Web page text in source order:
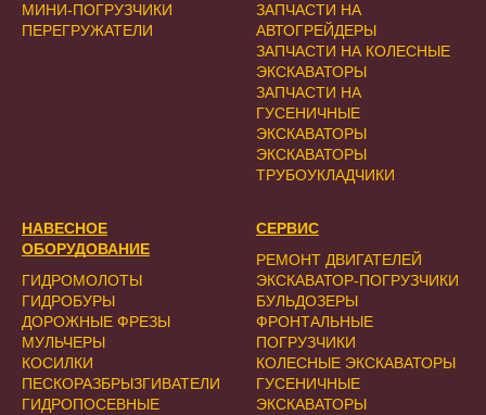
МИНИ-ПОГРУЗЧИКИ
ПЕРЕГРУЖАТЕЛИ
НАВЕСНОЕ
ОБОРУДОВАНИЕ
ГИДРОМОЛОТЫ
ГИДРОБУРЫ
ДОРОЖНЫЕ ФРЕЗЫ
МУЛЬЧЕРЫ
КОСИЛКИ
ПЕСКОРАЗБРЫЗГИВАТЕЛИ
ГИДРОПОСЕВНЫЕ
ЗАПЧАСТИ НА
АВТОГРЕЙДЕРЫ
ЗАПЧАСТИ НА КОЛЕСНЫЕ
ЭКСКАВАТОРЫ
ЗАПЧАСТИ НА
ГУСЕНИЧНЫЕ
ЭКСКАВАТОРЫ
ЭКСКАВАТОРЫ
ТРУБОУКЛАДЧИКИ
СЕРВИС
РЕМОНТ ДВИГАТЕЛЕЙ
ЭКСКАВАТОР-ПОГРУЗЧИКИ
БУЛЬДОЗЕРЫ
ФРОНТАЛЬНЫЕ
ПОГРУЗЧИКИ
КОЛЕСНЫЕ ЭКСКАВАТОРЫ
ГУСЕНИЧНЫЕ
ЭКСКАВАТОРЫ